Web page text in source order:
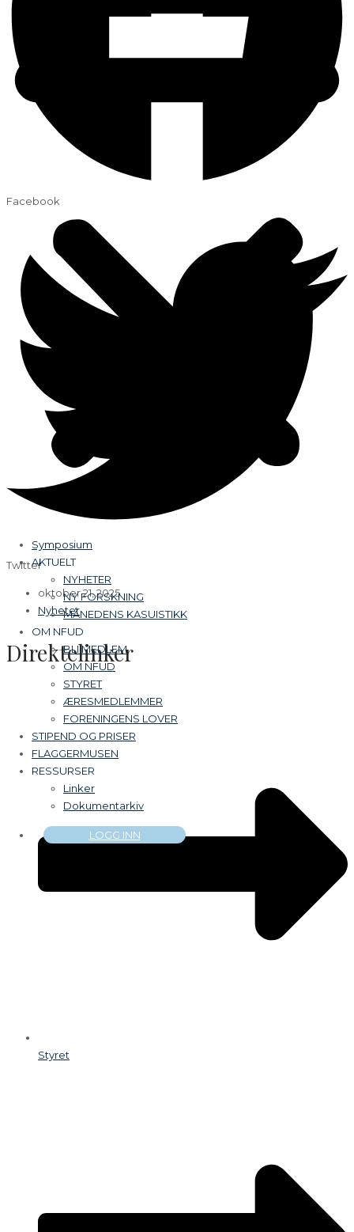
Symposium
AKTUELT
NYHETER
NY FORSKNING
MÅNEDENS KASUISTIKK
OM NFUD
BLI MEDLEM
OM NFUD
STYRET
ÆRESMEDLEMMER
FORENINGENS LOVER
STIPEND OG PRISER
FLAGGERMUSEN
RESSURSER
Linker
Dokumentarkiv
LOGG INN
Facebook
Twitter
oktober 21, 2025
Nyheter
Direktelinker
Styret